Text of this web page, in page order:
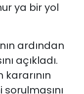
ya bir yol
ardından
açıkladı.